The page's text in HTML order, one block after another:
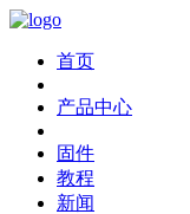
首页
产品中心
固件
教程
新闻